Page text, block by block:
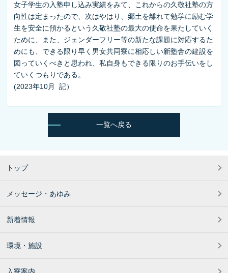
女子学生の入塾申し込み実績をみて、これからの久敬社塾の方
向性は定まったので、次はやはり、郷土を離れて勉学に励む学
生を安全に預かるという久敬社塾の最大の使命を果たしていく
ために、また、ジェンダーフリー等の新たな課題に対応するた
めにも、できる限り早く男女共同寮に相応しい新塾舎の建設を
図っていくべきと思われ、私自身もできる限りのお手伝いをし
ていくつもりである。
(2023年10月 記）
一覧へ戻る
トップ
メッセージ・あゆみ
新着情報
環境・施設
入寮案内